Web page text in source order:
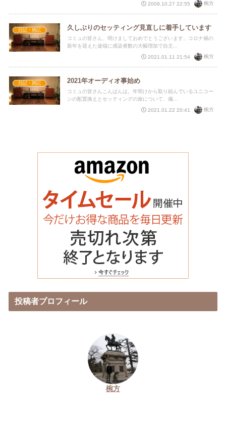
2009.10.27 22:55
椀方
日記・雑記 久しぶりのセッティング見直しに着手しています
コミュの皆さん、明けましておめでとうございます。コロナ禍の
新年を迎えた途端に感染者数の大幅増加で自主...
2021.01.11 21:54
椀方
日記・雑記 2021年オーディオ事始め
コミュの皆さんこんばんは。年明けから取り組んでいるユニコー
ンの配置換えとセッティングの旅について、備...
2021.01.22 20:41
椀方
投稿者プロフィール
椀方